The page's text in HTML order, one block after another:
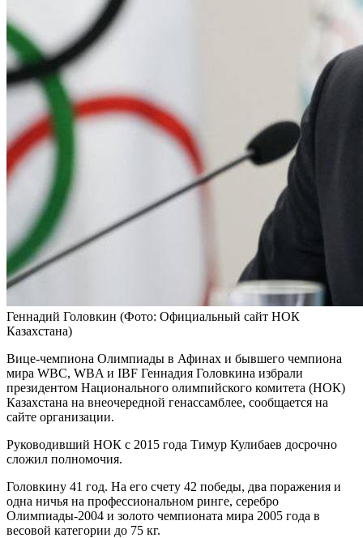
Геннадий Головкин (Фото: Официальный сайт НОК
Казахстана)
Вице-чемпиона Олимпиады в Афинах и бывшего чемпиона
мира WBC, WBA и IBF Геннадия Головкина избрали
президентом Национального олимпийского комитета (НОК)
Казахстана на внеочередной генассамблее, сообщается на
сайте организации.
Руководивший НОК с 2015 года Тимур Кулибаев досрочно
сложил полномочия.
Головкину 41 год. На его счету 42 победы, два поражения и
одна ничья на профессиональном ринге, серебро
Олимпиады-2004 и золото чемпионата мира 2005 года в
весовой категории до 75 кг.